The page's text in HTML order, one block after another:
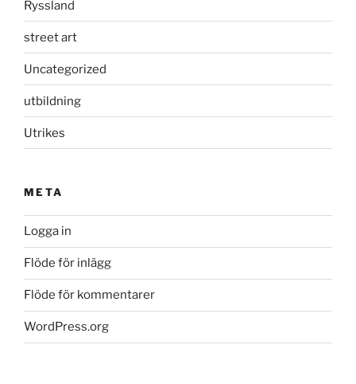
Ryssland
street art
Uncategorized
utbildning
Utrikes
META
Logga in
Flöde för inlägg
Flöde för kommentarer
WordPress.org